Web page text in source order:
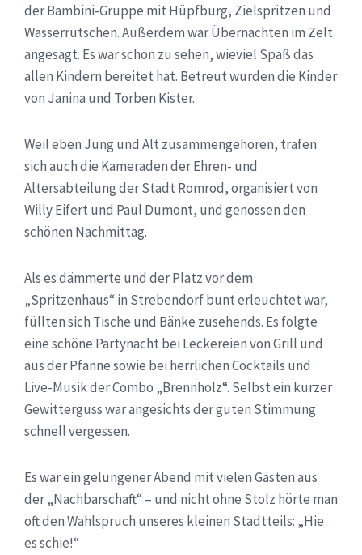
der Bambini-Gruppe mit Hüpfburg, Zielspritzen und
Wasserrutschen. Außerdem war Übernachten im Zelt
angesagt. Es war schön zu sehen, wieviel Spaß das
allen Kindern bereitet hat. Betreut wurden die Kinder
von Janina und Torben Kister.
Weil eben Jung und Alt zusammengehören, trafen
sich auch die Kameraden der Ehren- und
Altersabteilung der Stadt Romrod, organisiert von
Willy Eifert und Paul Dumont, und genossen den
schönen Nachmittag.
Als es dämmerte und der Platz vor dem
„Spritzenhaus“ in Strebendorf bunt erleuchtet war,
füllten sich Tische und Bänke zusehends. Es folgte
eine schöne Partynacht bei Leckereien von Grill und
aus der Pfanne sowie bei herrlichen Cocktails und
Live-Musik der Combo „Brennholz“. Selbst ein kurzer
Gewitterguss war angesichts der guten Stimmung
schnell vergessen.
Es war ein gelungener Abend mit vielen Gästen aus
der „Nachbarschaft“ – und nicht ohne Stolz hörte man
oft den Wahlspruch unseres kleinen Stadtteils: „Hie
es schie!“